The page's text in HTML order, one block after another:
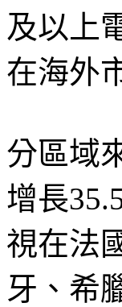
及以上
在海外
分區域
增長
視在法
牙、希